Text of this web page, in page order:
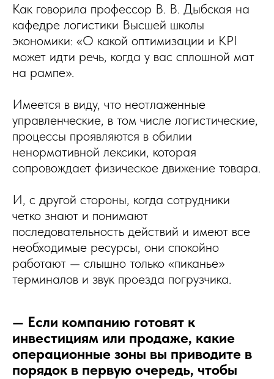
Как говорила профессор В. В. Дыбская на
кафедре логистики Высшей школы
экономики: «О какой оптимизации и KPI
может идти речь, когда у вас сплошной мат
на рампе».
Имеется в виду, что неотлаженные
управленческие, в том числе логистические,
процессы проявляются в обилии
ненормативной лексики, которая
сопровождает физическое движение товара.
И, с другой стороны, когда сотрудники
четко знают и понимают
последовательность действий и имеют все
необходимые ресурсы, они спокойно
работают — слышно только «пиканье»
терминалов и звук проезда погрузчика.
— Если компанию готовят к
инвестициям или продаже, какие
операционные зоны вы приводите в
порядок в первую очередь, чтобы